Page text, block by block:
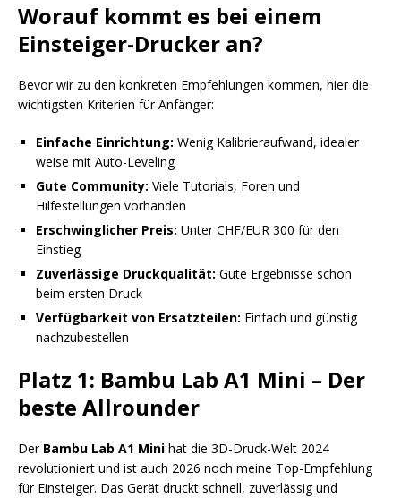
Worauf kommt es bei einem
Einsteiger-Drucker an?
Bevor wir zu den konkreten Empfehlungen kommen, hier die
wichtigsten Kriterien für Anfänger:
Einfache Einrichtung: Wenig Kalibrieraufwand, idealer
weise mit Auto-Leveling
Gute Community: Viele Tutorials, Foren und
Hilfestellungen vorhanden
Erschwinglicher Preis: Unter CHF/EUR 300 für den
Einstieg
Zuverlässige Druckqualität: Gute Ergebnisse schon
beim ersten Druck
Verfügbarkeit von Ersatzteilen: Einfach und günstig
nachzubestellen
Platz 1: Bambu Lab A1 Mini – Der
beste Allrounder
Der Bambu Lab A1 Mini hat die 3D-Druck-Welt 2024
revolutioniert und ist auch 2026 noch meine Top-Empfehlung
für Einsteiger. Das Gerät druckt schnell, zuverlässig und